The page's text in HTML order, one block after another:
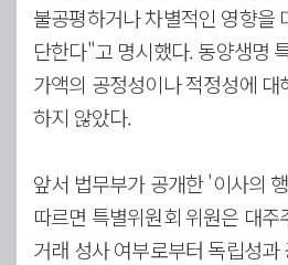
불공평하거나 차별적인 영향을
단한다"고 명시했다. 동양생명
가액의 공정성이나 적정성에 대
하지 않았다.
앞서 법무부가 공개한 '이사의
따르면 특별위원회 위원은 대
거래 성사 여부로부터 독립성과